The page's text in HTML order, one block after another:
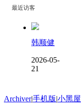
最近访客
韩顺健
2026-05-
21
Archiver|手机版|小黑屋